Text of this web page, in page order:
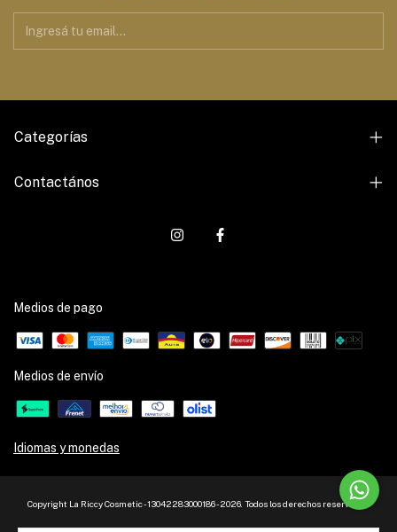
Categorías
Contactános
Medios de pago
Medios de envío
Idiomas y monedas
Copyright La Riccy Cosmetic - 13042283000186 - 2026. Todos los derechos reservados.